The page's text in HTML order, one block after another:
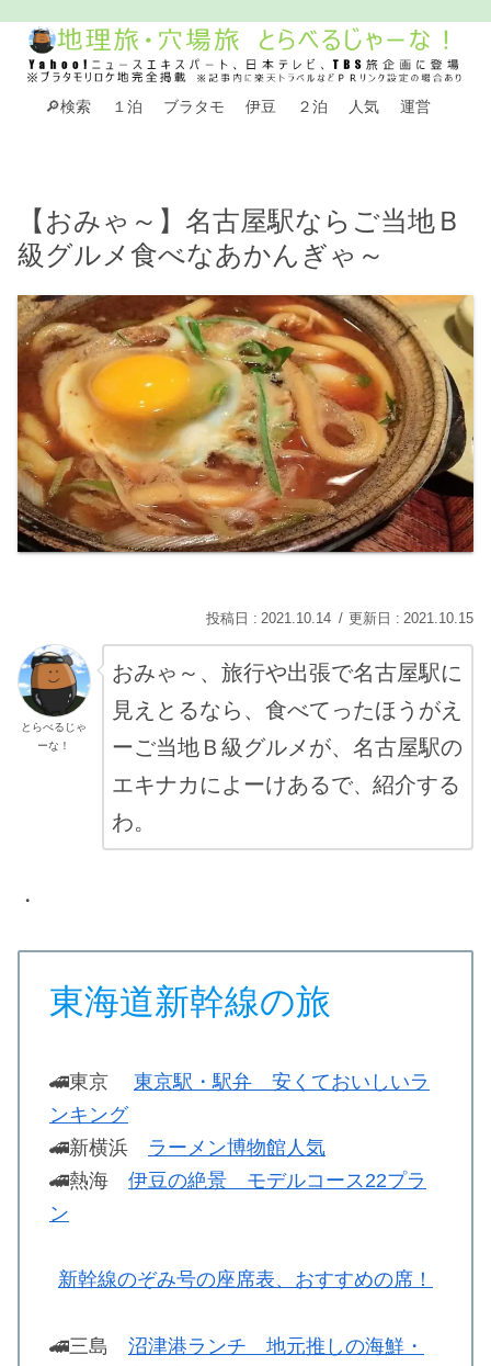
🔎検索 １泊 ブラタモ 伊豆 ２泊 人気 運営
【おみゃ～】名古屋駅ならご当地Ｂ
級グルメ食べなあかんぎゃ～
2021.10.14 2021.10.15
とらべるじゃ
ーな！
おみゃ～、旅行や出張で名古屋駅に
見えとるなら、食べてったほうがえ
ーご当地Ｂ級グルメが、名古屋駅の
エキナカによーけあるで、 紹介する
わ。
・
東海道新幹線の旅
🚄東京 東京駅・駅弁 安くておいしいラ
ンキング
🚄新横浜 ラーメン博物館人気
🚄熱海 伊豆の絶景 モデルコース22プラ
ン
新幹線のぞみ号の座席表、おすすめの席！
🚄三島 沼津港ランチ 地元推しの海鮮・